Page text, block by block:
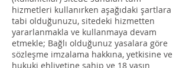
hizmetleri kullanırken aşağıdaki şartlara
tabi olduğunuzu, sitedeki hizmetten
yararlanmakla ve kullanmaya devam
etmekle; Bağlı olduğunuz yasalara göre
sözleşme imzalama hakkına, yetkisine ve
hukuki ehliyetine sahip ve 18 yaşın